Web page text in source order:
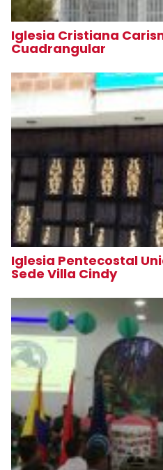
Iglesia Cristiana
Cuadrangular
Iglesia Pentecostal
Sede Villa Cindy